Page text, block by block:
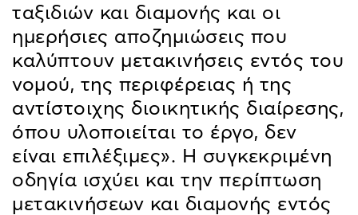
ταξιδιών και διαμονής και οι
ημερήσιες αποζημιώσεις που
καλύπτουν μετακινήσεις εντός του
νομού, της περιφέρειας ή της
αντίστοιχης διοικητικής διαίρεσης,
όπου υλοποιείται το έργο, δεν
είναι επιλέξιμες». Η συγκεκριμένη
οδηγία ισχύει και την περίπτωση
μετακινήσεων και διαμονής εντός